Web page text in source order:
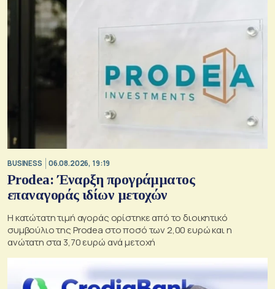
BUSINESS 06.08.2026, 19:19
Prodea: Έναρξη προγράμματος
επαναγοράς ιδίων μετοχών
Η κατώτατη τιμή αγοράς ορίστηκε από το διοικητικό
συμβούλιο της Prodea στο ποσό των 2,00 ευρώ και η
ανώτατη στα 3,70 ευρώ ανά μετοχή